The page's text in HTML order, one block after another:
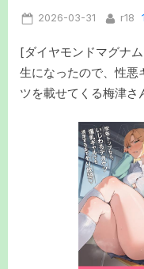
Posted
2026-03-31 By
r18
[ダイヤモンドマグナ
生になったので、性
ツを載せてくる梅津